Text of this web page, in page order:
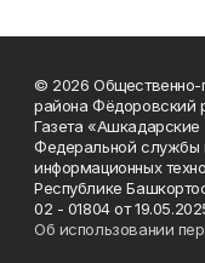
© 2026 Общественно-
района Фёдоровский
Газета «Ашкадарские
Федеральной службы
информационных
Республике
02 - 01804 от
Об использовании